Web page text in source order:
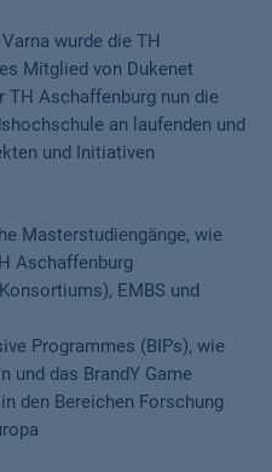
wurde die TH
Mitglied von Dukenet
TH Aschaffenburg nun die
an laufenden und
und Initiativen
Masterstudiengänge, wie
Aschaffenburg
EMBS und
Programmes (BIPs), wie
und das BrandY Game
den Bereichen Forschung